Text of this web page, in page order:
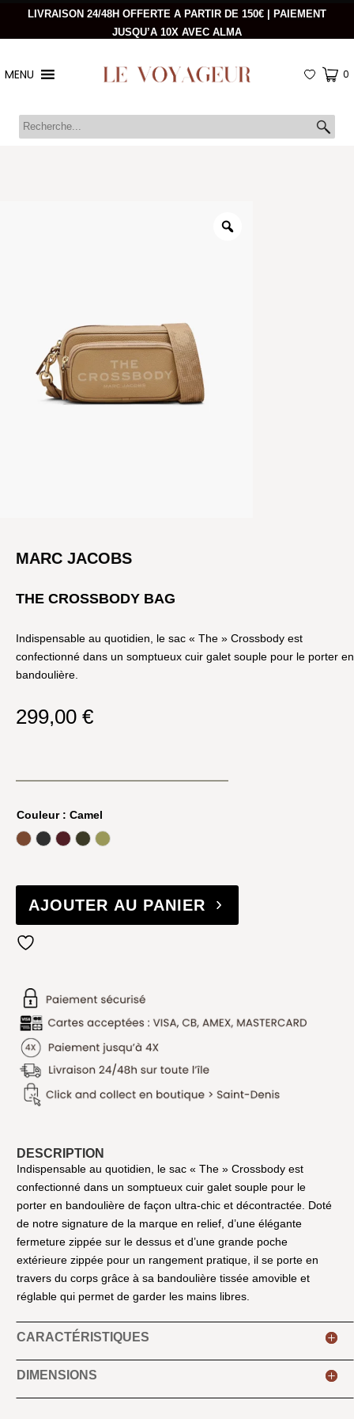
LIVRAISON 24/48H OFFERTE A PARTIR DE 150€ | PAIEMENT
JUSQU’A 10X AVEC ALMA
MENU 0
MARC JACOBS
THE CROSSBODY BAG
Indispensable au quotidien, le sac « The » Crossbody est
confectionné dans un somptueux cuir galet souple pour le porter en
bandoulière.
299,00 €
Couleur: Camel
Argan Oil
BlackCherryForestReed
AJOUTER AU PANIER
DESCRIPTION
Indispensable au quotidien, le sac « The » Crossbody est
confectionné dans un somptueux cuir galet souple pour le
porter en bandoulière de façon ultra-chic et décontractée. Doté
de notre signature de la marque en relief, d’une élégante
fermeture zippée sur le dessus et d’une grande poche
extérieure zippée pour un rangement pratique, il se porte en
travers du corps grâce à sa bandoulière tissée amovible et
réglable qui permet de garder les mains libres.
CARACTÉRISTIQUES
DIMENSIONS